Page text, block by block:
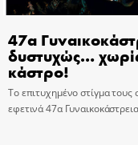
47α
δυστυχώς…
κάστρο!
Το επιτυχημένο στίγμα
εφετινά 47α